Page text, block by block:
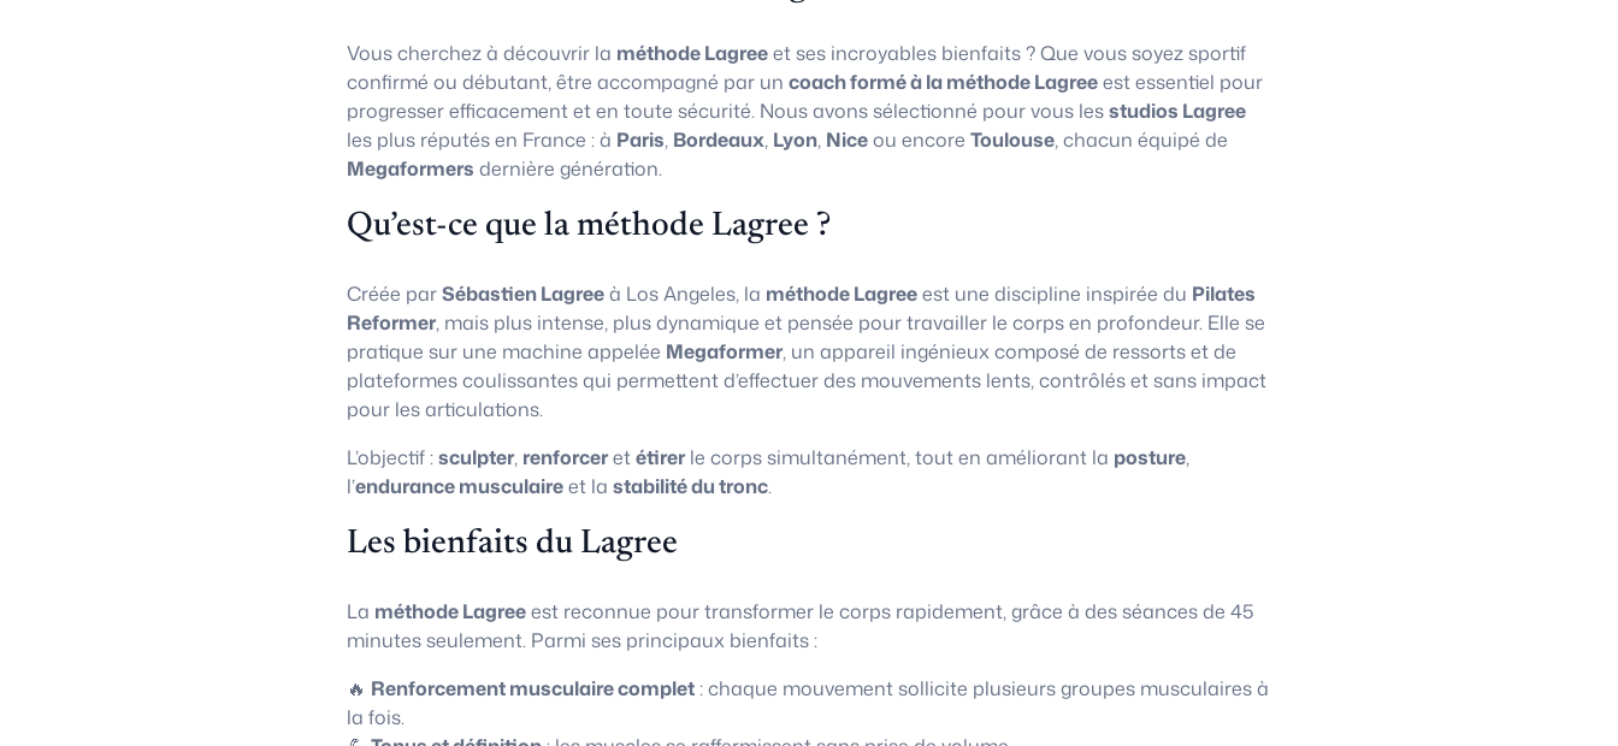
Vous cherchez à découvrir la méthode Lagreeet ses incroyables bienfaits ? Que vous soyez sportif
confirmé ou débutant, être accompagné par un coach formé à la méthode Lagreeest essentiel pour
progresser efficacement et en toute sécurité. Nous avons sélectionné pour vous lesstudios Lagree
les plus réputés en France : à Paris, Bordeaux, Lyon, Niceou encore Toulouse, chacun équipé de
Megaformers dernière génération.
Qu’est-ce que la méthode Lagree ?
Créée parSébastien Lagreeà Los Angeles, la méthode Lagreeest une discipline inspirée du Pilates
Reformer, mais plus intense, plus dynamique et pensée pour travailler le corps en profondeur. Elle se
pratique sur une machine appelée Megaformer, un appareil ingénieux composé de ressorts et de
plateformes coulissantes qui permettent d’effectuer des mouvements lents, contrôlés et sans impact
pour les articulations.
L’objectif :sculpter, renforceretétirerle corps simultanément, tout en améliorant la posture,
l’endurance musculaireet la stabilité du tronc.
Les bienfaits du Lagree
La méthode Lagreeest reconnue pour transformer le corps rapidement, grâce à des séances de 45
minutes seulement. Parmi ses principaux bienfaits :
🔥 Renforcement musculaire complet: chaque mouvement sollicite plusieurs groupes musculaires à
la fois.